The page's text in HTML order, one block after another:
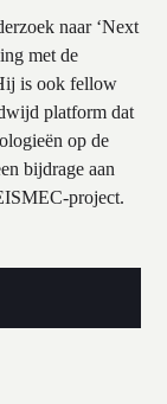
naar ‘Next
met de
is ook fellow
platform dat
op de
bijdrage aan
project.